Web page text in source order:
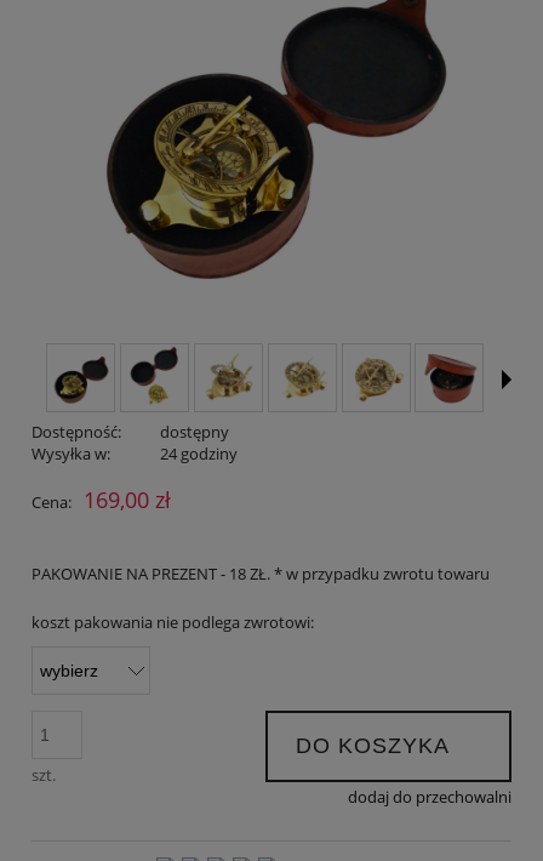
Dostępność:
dostępny
Wysyłka w:
24 godziny
Cena: 169,00 zł
PAKOWANIE NA PREZENT - 18 ZŁ. * w przypadku zwrotu towaru
koszt pakowania nie podlega zwrotowi:
szt.
DO KOSZYKA
dodaj do przechowalni